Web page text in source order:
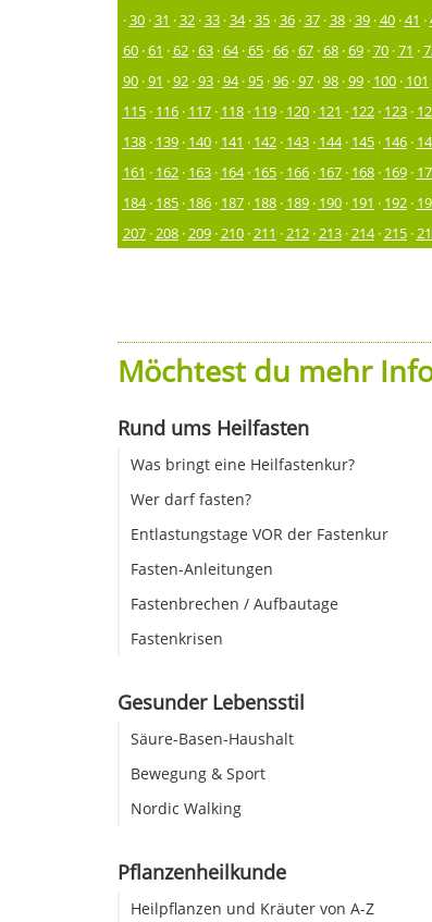
·30·31 ·32·33·34·35·36·37·38·39·40·41 ·
60·61 ·62·63·64·65·66·67·68·69·70·71 ·
90·91 ·92·93·94·95·96·97·98·99· 100· 101
115· 116· 117· 118· 119· 120· 121 · 122· 123·
138· 139· 140· 141 · 142· 143· 144· 145· 146·
161 · 162· 163· 164· 165· 166· 167· 168· 169·
184· 185· 186· 187· 188· 189· 190· 191 · 192·
207·208·209·210·211 ·212·213·214·215·
Möchtest du mehr
Rund ums Heilfasten
Was bringt eine Heilfastenkur?
Wer darf fasten?
Entlastungstage VOR der Fastenkur
Fasten-Anleitungen
Fastenbrechen / Aufbautage
Fastenkrisen
Gesunder Lebensstil
Säure-Basen-Haushalt
Bewegung & Sport
Nordic Walking
Pflanzenheilkunde
Heilpflanzen und Kräuter von A-Z